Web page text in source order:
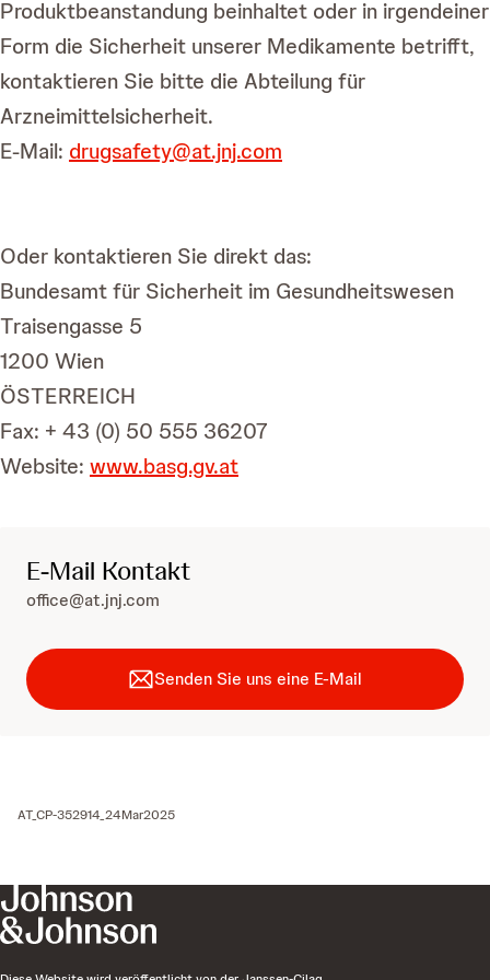
Produktbeanstandung beinhaltet oder in irgendeiner
Form die Sicherheit unserer Medikamente betrifft,
kontaktieren Sie bitte die Abteilung für
Arzneimittelsicherheit.
E-Mail: drugsafety@at.jnj.com
Oder kontaktieren Sie direkt das:
Bundesamt für Sicherheit im Gesundheitswesen
Traisengasse 5
1200 Wien
ÖSTERREICH
Fax: + 43 (0) 50 555 36207
Website: www.basg.gv.at
E-Mail Kontakt
office@at.jnj.com
Senden Sie uns eine E-Mail
AT_CP-352914_24Mar2025